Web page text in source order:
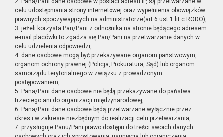
2. Pana/Pani dane osobowe w postaci adresu IP, są przetwarzane w
celu udostępniania strony internetowej oraz wypełnienia obowiązków
prawnych spoczywających na administratorze(art.6 ust.1 lit.c RODO),
3. jeżeli korzysta Pan/Pani z odnośnika na stronie będącego adresem
e-mail placówki to zgadza się Pan/Pani na przetwarzanie danych w
celu udzielenia odpowiedzi,
4. dane osobowe mogą być przekazywane organom państwowym,
organom ochrony prawnej (Policja, Prokuratura, Sąd) lub organom
samorządu terytorialnego w związku z prowadzonym
postępowaniem,
5. Pana/Pani dane osobowe nie będą przekazywane do państwa
trzeciego ani do organizacji międzynarodowej,
6. Pana/Pani dane osobowe będą przetwarzane wyłącznie przez
okres i w zakresie niezbędnym do realizacji celu przetwarzania,
7. przysługuje Panu/Pani prawo dostępu do treści swoich danych